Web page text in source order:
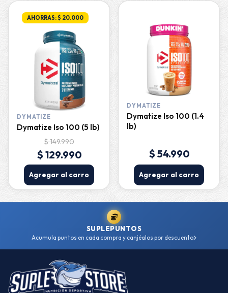
AHORRAS: $ 20.000
DYMATIZE
Dymatize Iso 100 (5 lb)
$ 149.990
$ 129.990
Agregar al carro
DYMATIZE
Dymatize Iso 100 (1.4
lb)
$ 54.990
Agregar al carro
SUPLEPUNTOS
Acumula puntos en cada compra y canjéalos por descuento